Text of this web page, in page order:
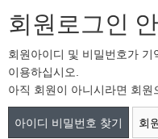
회원로그인
회원아이디 및 비밀번호가
이용하십시오.
아직 회원이 아니시라면 회원
아이디 비밀번호 찾기
회